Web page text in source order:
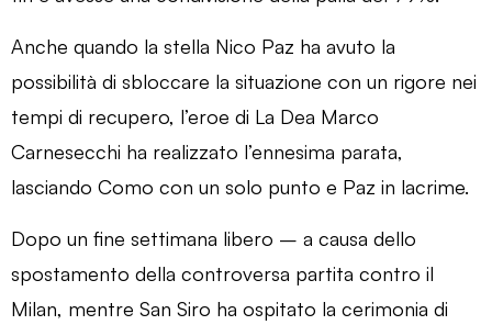
Anche quando la stella Nico Paz ha avuto la
possibilità di sbloccare la situazione con un rigore nei
tempi di recupero, l’eroe di La Dea Marco
Carnesecchi ha realizzato l’ennesima parata,
lasciando Como con un solo punto e Paz in lacrime.
Dopo un fine settimana libero – a causa dello
spostamento della controversa partita contro il
Milan, mentre San Siro ha ospitato la cerimonia di